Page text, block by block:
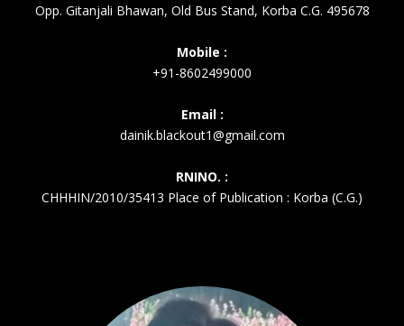
Opp. Gitanjali Bhawan, Old Bus Stand, Korba C.G. 495678
Mobile :
+91-8602499000
Email :
dainik.blackout1@gmail.com
RNINO. :
CHHHIN/2010/35413 Place of Publication : Korba (C.G.)